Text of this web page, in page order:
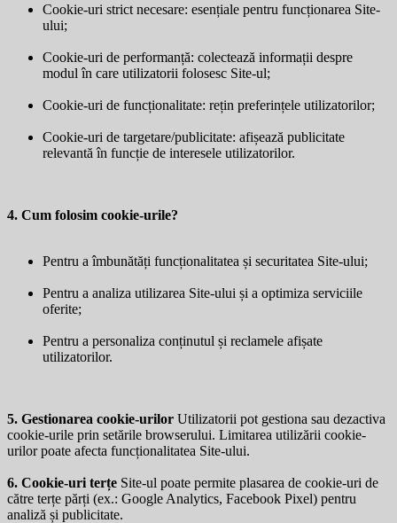
Cookie-uri strict necesare: esențiale pentru funcționarea Site-
ului;
Cookie-uri de performanță: colectează informații despre
modul în care utilizatorii folosesc Site-ul;
Cookie-uri de funcționalitate: rețin preferințele utilizatorilor;
Cookie-uri de targetare/publicitate: afișează publicitate
relevantă în funcție de interesele utilizatorilor.
4. Cum folosim cookie-urile?
Pentru a îmbunătăți funcționalitatea și securitatea Site-ului;
Pentru a analiza utilizarea Site-ului și a optimiza serviciile
oferite;
Pentru a personaliza conținutul și reclamele afișate
utilizatorilor.
5. Gestionarea cookie-urilor Utilizatorii pot gestiona sau dezactiva
cookie-urile prin setările browserului. Limitarea utilizării cookie-
urilor poate afecta funcționalitatea Site-ului.
6. Cookie-uri terțe Site-ul poate permite plasarea de cookie-uri de
către terțe părți (ex.: Google Analytics, Facebook Pixel) pentru
analiză și publicitate.